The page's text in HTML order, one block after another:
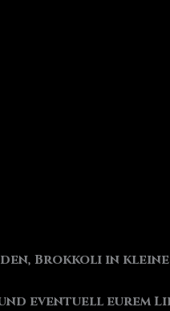
Brokkoli in
eventuell eurem